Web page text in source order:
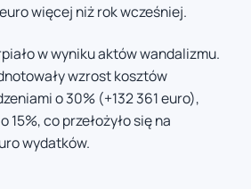
więcej niż rok wcześniej.
w wyniku aktów wandalizmu.
wzrost kosztów
o 30% (+132 361 euro),
co przełożyło się na
wydatków.